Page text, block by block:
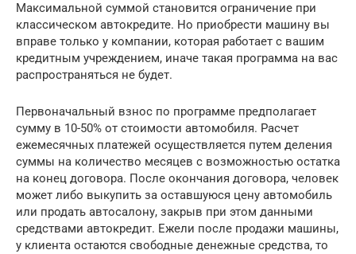
Максимальной суммой становится ограничение при
классическом автокредите. Но приобрести машину вы
вправе только у компании, которая работает с вашим
кредитным учреждением, иначе такая программа на вас
распространяться не будет.
Первоначальный взнос по программе предполагает
сумму в 10-50% от стоимости автомобиля. Расчет
ежемесячных платежей осуществляется путем деления
суммы на количество месяцев с возможностью остатка
на конец договора. После окончания договора, человек
может либо выкупить за оставшуюся цену автомобиль
или продать автосалону, закрыв при этом данными
средствами автокредит. Ежели после продажи машины,
у клиента остаются свободные денежные средства, то